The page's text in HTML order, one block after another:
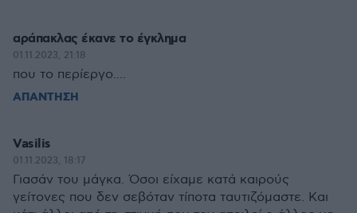
αράπακλας έκανε το έγκλημα
01.11.2023, 21:18
που το περίεργο....
ΑΠΑΝΤΗΣΗ
Vasilis
01.11.2023, 18:17
Γιασάν του μάγκα. Όσοι είχαμε κατά καιρούς
γείτονες που δεν σεβόταν τίποτα ταυτιζόμαστε. Και